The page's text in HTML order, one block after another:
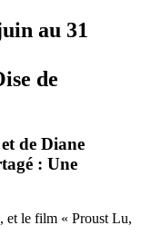
au 31
de
de Diane
: Une
et le film « Proust Lu,